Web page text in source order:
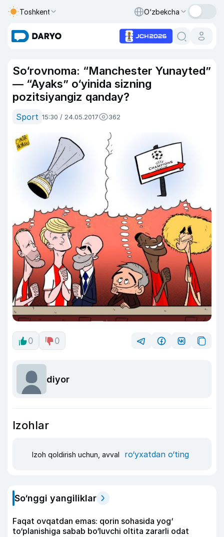
Toshkent O‘zbekcha
So‘rovnoma: “Manchester Yunayted”
— “Ayaks” o‘yinida sizning
pozitsiyangiz qanday?
Sport 15:30 / 24.05.2017 362
0 0
diyor
Izohlar
Izoh qoldirish uchun, avval ro‘yxatdan o‘ting
So‘nggi yangiliklar
Faqat ovqatdan emas: qorin sohasida yog‘
to‘planishiga sabab bo‘luvchi oltita zararli odat